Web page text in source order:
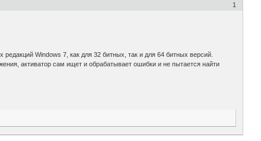
1
Windows 7, как для 32 битных, так и для 64 битных версий.
активатор сам ищет и обрабатывает ошибки и не пытается найти